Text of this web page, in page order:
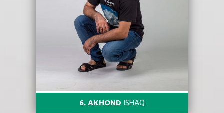
6. AKHOND ISHAQ